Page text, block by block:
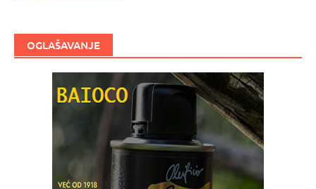
OGLAŠAVANJE